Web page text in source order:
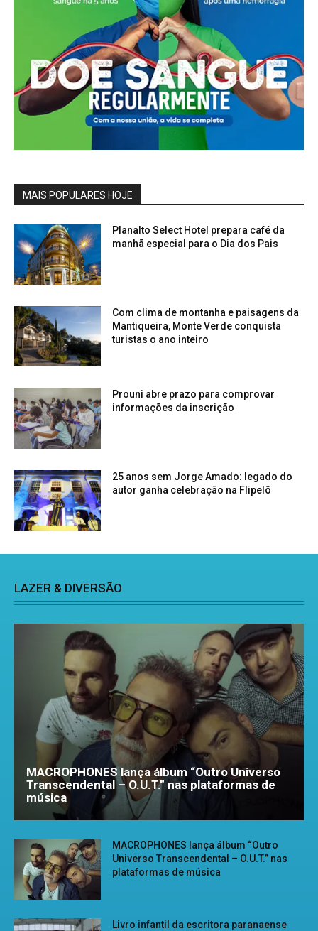
MAIS POPULARES HOJE
Planalto Select Hotel prepara café da
manhã especial para o Dia dos Pais
Com clima de montanha e paisagens da
Mantiqueira, Monte Verde conquista
turistas o ano inteiro
Prouni abre prazo para comprovar
informações da inscrição
25 anos sem Jorge Amado: legado do
autor ganha celebração na Flipelô
LAZER & DIVERSÃO
MACROPHONES lança álbum “Outro Universo
Transcendental – O.U.T.” nas plataformas de
música
MACROPHONES lança álbum “Outro
Universo Transcendental – O.U.T.” nas
plataformas de música
Livro infantil da escritora paranaense